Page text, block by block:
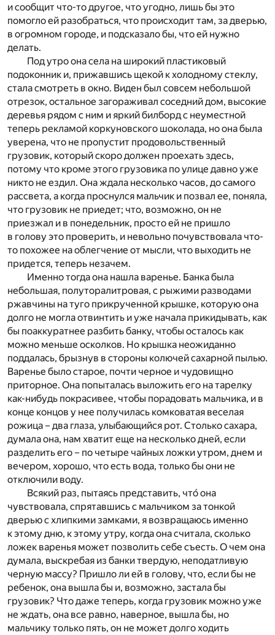
и сообщит что-то другое, что угодно, лишь бы это
помогло ей разобраться, что происходит там, за дверью,
в огромном городе, и подсказало бы, что ей нужно
делать.
Под утро она села на широкий пластиковый
подоконник и, прижавшись щекой к холодному стеклу,
стала смотреть в окно. Виден был совсем небольшой
отрезок, остальное загораживал соседний дом, высокие
деревья рядом с ним и яркий билборд с неуместной
теперь рекламой коркуновского шоколада, но она была
уверена, что не пропустит продовольственный
грузовик, который скоро должен проехать здесь,
потому что кроме этого грузовика по улице давно уже
никто не ездил. Она ждала несколько часов, до самого
рассвета, а когда проснулся мальчик и позвал ее, поняла,
что грузовик не приедет; что, возможно, он не
приезжал и в понедельник, просто ей не пришло
в голову это проверить, и невольно почувствовала что-
то похожее на облегчение от мысли, что выходить не
придется, теперь незачем.
Именно тогда она нашла варенье. Банка была
небольшая, полуторалитровая, с рыжими разводами
ржавчины на туго прикрученной крышке, которую она
долго не могла отвинтить и уже начала прикидывать, как
бы поаккуратнее разбить банку, чтобы осталось как
можно меньше осколков. Но крышка неожиданно
поддалась, брызнув в стороны колючей сахарной пылью.
Варенье было старое, почти черное и чудовищно
приторное. Она попыталась выложить его на тарелку
как-нибудь покрасивее, чтобы порадовать мальчика, и в
конце концов у нее получилась комковатая веселая
рожица – два глаза, улыбающийся рот. Столько сахара,
думала она, нам хватит еще на несколько дней, если
разделить его – по четыре чайных ложки утром, днем и
вечером, хорошо, что есть вода, только бы они не
отключили воду.
Всякий раз, пытаясь представить, что́ она
чувствовала, спрятавшись с мальчиком за тонкой
дверью с хлипкими замками, я возвращаюсь именно
к этому дню, к этому утру, когда она считала, сколько
ложек варенья может позволить себе съесть. О чем она
думала, выскребая из банки твердую, неподатливую
черную массу? Пришло ли ей в голову, что, если бы не
ребенок, она вышла бы и, возможно, застала бы
грузовик? Что даже теперь, когда грузовик можно уже
не ждать, она все равно, наверное, вышла бы, но
мальчику только пять, он не может долго ходить